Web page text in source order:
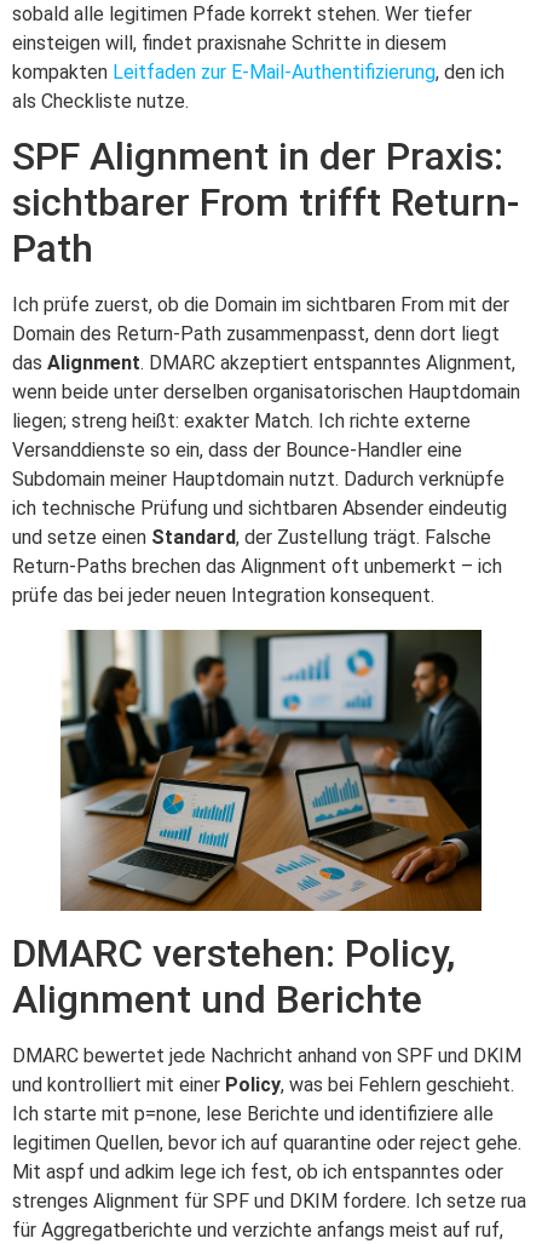
sobald alle legitimen Pfade korrekt stehen. Wer tiefer
einsteigen will, findet praxisnahe Schritte in diesem
kompakten Leitfaden zur E-Mail-Authentifizierung, den ich
als Checkliste nutze.
SPF Alignment in der Praxis:
sichtbarer From trifft Return-
Path
Ich prüfe zuerst, ob die Domain im sichtbaren From mit der
Domain des Return-Path zusammenpasst, denn dort liegt
das Alignment. DMARC akzeptiert entspanntes Alignment,
wenn beide unter derselben organisatorischen Hauptdomain
liegen; streng heißt: exakter Match. Ich richte externe
Versanddienste so ein, dass der Bounce-Handler eine
Subdomain meiner Hauptdomain nutzt. Dadurch verknüpfe
ich technische Prüfung und sichtbaren Absender eindeutig
und setze einen Standard, der Zustellung trägt. Falsche
Return-Paths brechen das Alignment oft unbemerkt – ich
prüfe das bei jeder neuen Integration konsequent.
DMARC verstehen: Policy,
Alignment und Berichte
DMARC bewertet jede Nachricht anhand von SPF und DKIM
und kontrolliert mit einer Policy, was bei Fehlern geschieht.
Ich starte mit p=none, lese Berichte und identifiziere alle
legitimen Quellen, bevor ich auf quarantine oder reject gehe.
Mit aspf und adkim lege ich fest, ob ich entspanntes oder
strenges Alignment für SPF und DKIM fordere. Ich setze rua
für Aggregatberichte und verzichte anfangs meist auf ruf,